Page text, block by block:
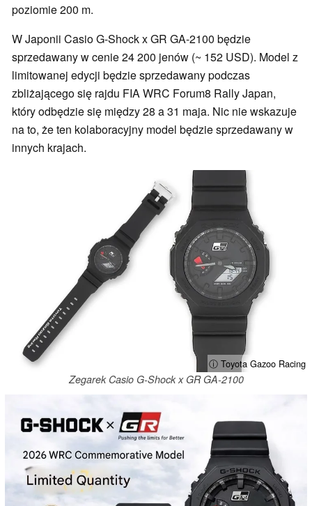
poziomie 200 m.
W Japonii Casio G-Shock x GR GA-2100 będzie
sprzedawany w cenie 24 200 jenów (~ 152 USD). Model z
limitowanej edycji będzie sprzedawany podczas
zbliżającego się rajdu FIA WRC Forum8 Rally Japan,
który odbędzie się między 28 a 31 maja. Nic nie wskazuje
na to, że ten kolaboracyjny model będzie sprzedawany w
innych krajach.
ⓘ Toyota Gazoo Racing
Zegarek Casio G-Shock x GR GA-2100